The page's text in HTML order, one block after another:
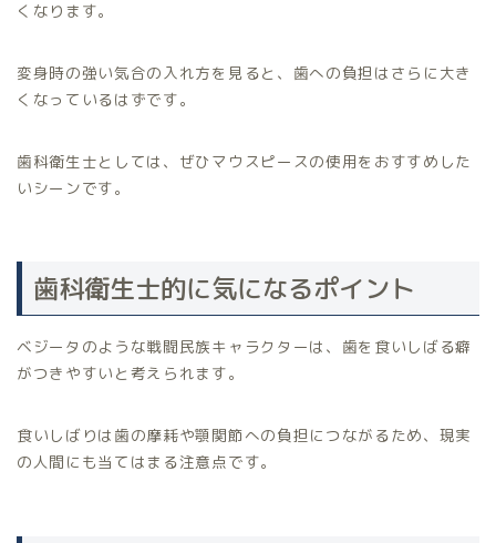
くなります。
変身時の強い気合の入れ方を見ると、歯への負担はさらに大き
くなっているはずです。
歯科衛生士としては、ぜひマウスピースの使用をおすすめした
いシーンです。
歯科衛生士的に気になるポイント
ベジータのような戦闘民族キャラクターは、歯を食いしばる癖
がつきやすいと考えられます。
食いしばりは歯の摩耗や顎関節への負担につながるため、現実
の人間にも当てはまる注意点です。